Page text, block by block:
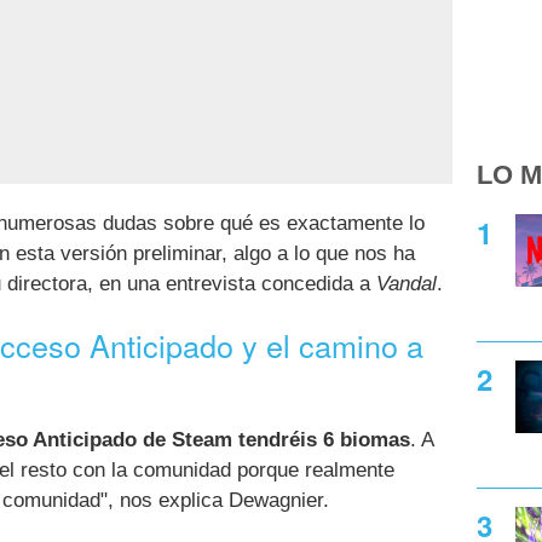
dudas sobre qué es exactamente lo
esta versión preliminar, algo a lo que nos ha
directora, en una entrevista concedida a Vandal.
Anticipado y el camino a
Anticipado de Steam tendréis 6 biomas. A
resto con la comunidad porque realmente
nos explica Dewagnier.
LO